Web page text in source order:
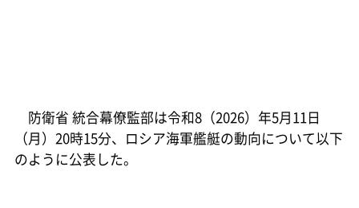
防衛省 統合幕僚監部は令和8（2026）年5月11日
（月）20時15分、ロシア海軍艦艇の動向について以下
のように公表した。